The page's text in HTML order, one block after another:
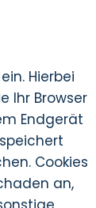
Hierbei
Ihr Browser
Endgerät
Cookies
an,